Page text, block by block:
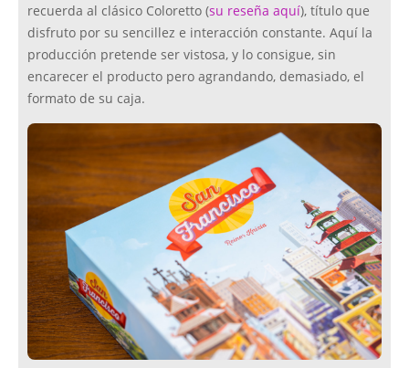
recuerda al clásico Coloretto (su reseña aquí), título que
disfruto por su sencillez e interacción constante. Aquí la
producción pretende ser vistosa, y lo consigue, sin
encarecer el producto pero agrandando, demasiado, el
formato de su caja.